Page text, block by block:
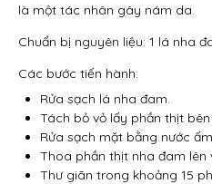
là một tác nhân gây nám da.
Chuẩn bị nguyên liệu: 1 lá nha
Các bước tiến hành:
Rửa sạch lá nha đam.
Tách bỏ vỏ lấy phần thịt
Rửa sạch mặt bằng nước
Thoa phần thịt nha đam lên
Thư giãn trong khoảng 15